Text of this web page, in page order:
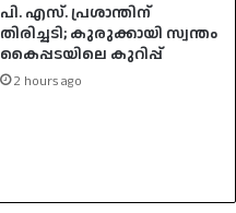
പി. എസ്. പ്രശാന്തിന്
തിരിച്ചടി; കുരുക്കായി സ്വന്തം
കൈപ്പടയിലെ കുറിപ്പ്
2 hours ago